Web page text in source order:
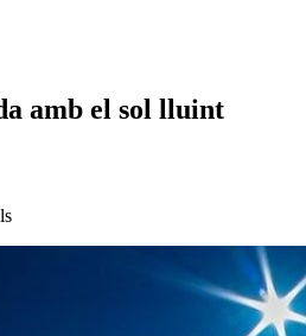
amb el sol lluint